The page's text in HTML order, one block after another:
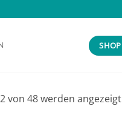
SHOP
von 48 werden angezeigt